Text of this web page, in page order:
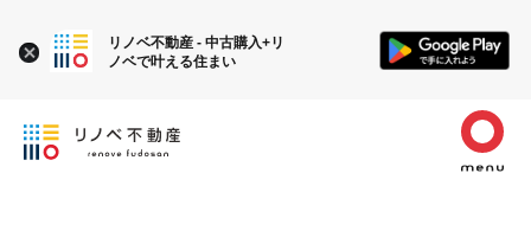
リノベ不動産 - 中古購入+リ
ノベで叶える住まい